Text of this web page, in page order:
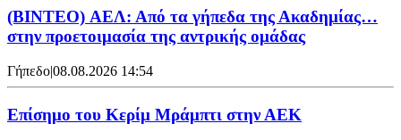
(BINTEO) ΑΕΛ: Από τα γήπεδα της Ακαδημίας…
στην προετοιμασία της αντρικής ομάδας
Γήπεδο|08.08.2026 14:54
Επίσημο του Κερίμ Μράμπτι στην ΑΕK